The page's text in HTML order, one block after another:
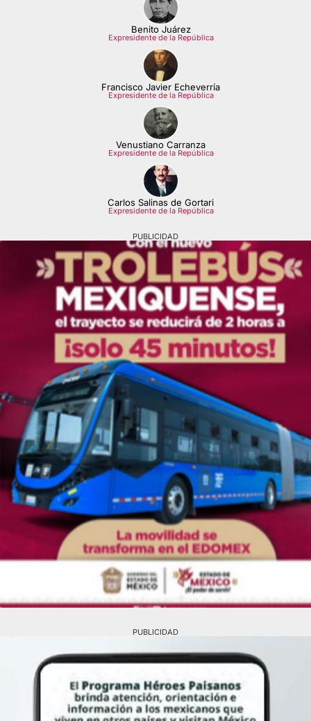
Benito Juárez
Expresidente de la República
Francisco Javier Echeverría
Expresidente de la República
Venustiano Carranza
Expresidente de la República
Carlos Salinas de Gortari
Expresidente de la República
PUBLICIDAD
PUBLICIDAD